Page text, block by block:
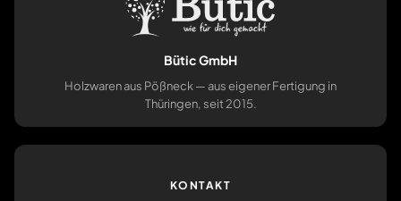
Bütic GmbH
Holzwaren aus Pößneck — aus eigener Fertigung in
Thüringen, seit 2015.
KONTAKT